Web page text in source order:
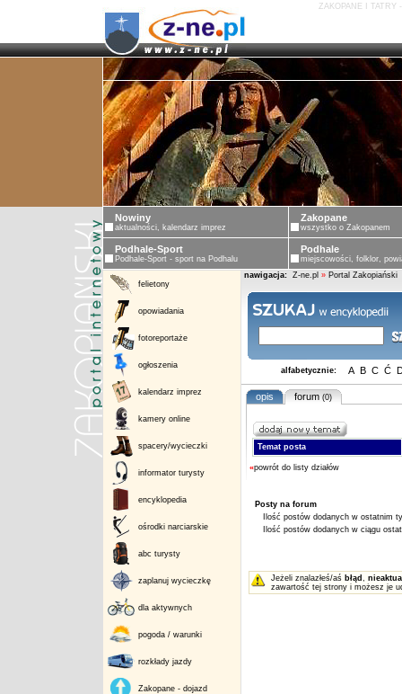
ZAKOPANE I TATRY
Nowiny
aktualności, kalendarz imprez
Zakopane
wszystko o Zakopanem
Podhale-Sport
Podhale-Sport - sport na Podhalu
Podhale
miejscowości, folklor,
felietony
opowiadania
fotoreportaże
ogłoszenia
kalendarz imprez
kamery online
spacery/wycieczki
informator turysty
encyklopedia
ośrodki narciarskie
abc turysty
zaplanuj wycieczkę
dla aktywnych
pogoda / warunki
rozkłady jazdy
Zakopane - dojazd
nawigacja: Z-ne.pl » Portal Zakopiański
alfabetycznie: A B C Ć
opis forum (0)
Temat posta
«powrót do listy działów
Posty na forum
Ilość postów dodanych w ostatnim
Ilość postów dodanych w ciągu
Jeżeli znalazłeś/aś błąd ,
zawartość tej strony i możesz je